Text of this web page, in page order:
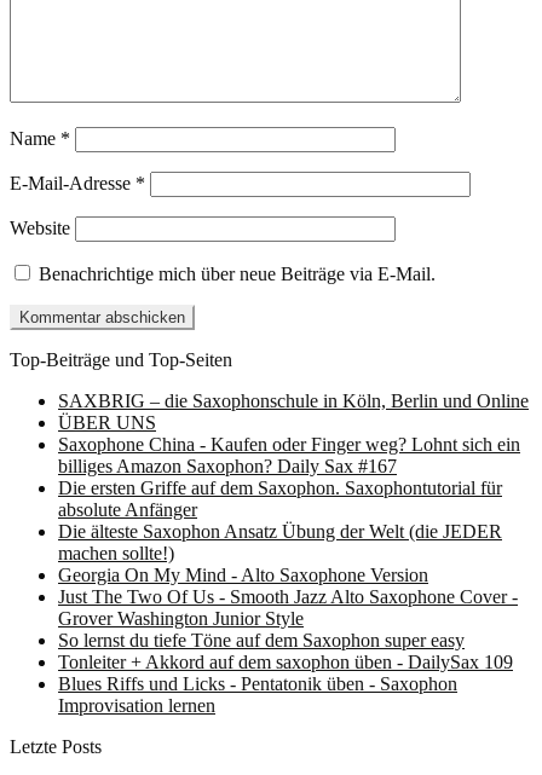
Name *
E-Mail-Adresse *
Website
Benachrichtige mich über neue Beiträge via E-Mail.
Top-Beiträge und Top-Seiten
SAXBRIG – die Saxophonschule in Köln, Berlin und Online
ÜBER UNS
Saxophone China - Kaufen oder Finger weg? Lohnt sich ein
billiges Amazon Saxophon? Daily Sax #167
Die ersten Griffe auf dem Saxophon. Saxophontutorial für
absolute Anfänger
Die älteste Saxophon Ansatz Übung der Welt (die JEDER
machen sollte!)
Georgia On My Mind - Alto Saxophone Version
Just The Two Of Us - Smooth Jazz Alto Saxophone Cover -
Grover Washington Junior Style
So lernst du tiefe Töne auf dem Saxophon super easy
Tonleiter + Akkord auf dem saxophon üben - DailySax 109
Blues Riffs und Licks - Pentatonik üben - Saxophon
Improvisation lernen
Letzte Posts